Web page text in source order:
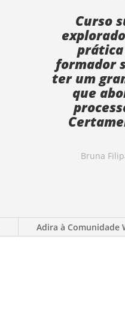
Curso
prática
formador
ter um
que
Bruna
Adira à Comunidade